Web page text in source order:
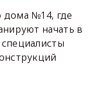
дома №14, где
начать в